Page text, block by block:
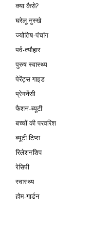
क्या कैसे?
घरेलू नुस्खे
ज्योतिष-पंचांग
पर्व-त्यौहार
पुरुष स्वास्थ्य
पेरेंट्स गाइड
प्रेगनेंसी
फैशन-ब्यूटी
बच्चों की परवरिश
ब्यूटी टिप्स
रिलेशनशिप
रेसिपी
स्वास्थ्य
होम-गार्डन